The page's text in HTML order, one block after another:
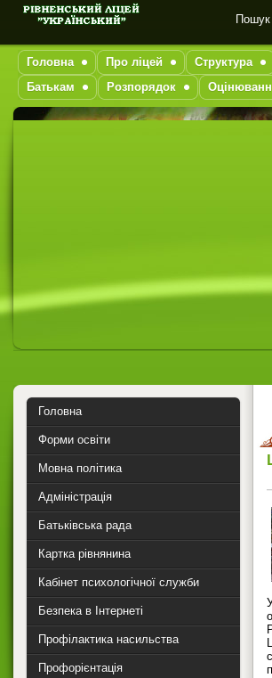
Пошук
Головна Про ліцей Структура
Батькам
Розпорядок
Головна
Форми освіти
Мовна політика
Адміністрація
Батьківська рада
Картка рівнянина
Кабінет психологічної служби
Безпека в Інтернеті
Профілактика насильства
Профорієнтація